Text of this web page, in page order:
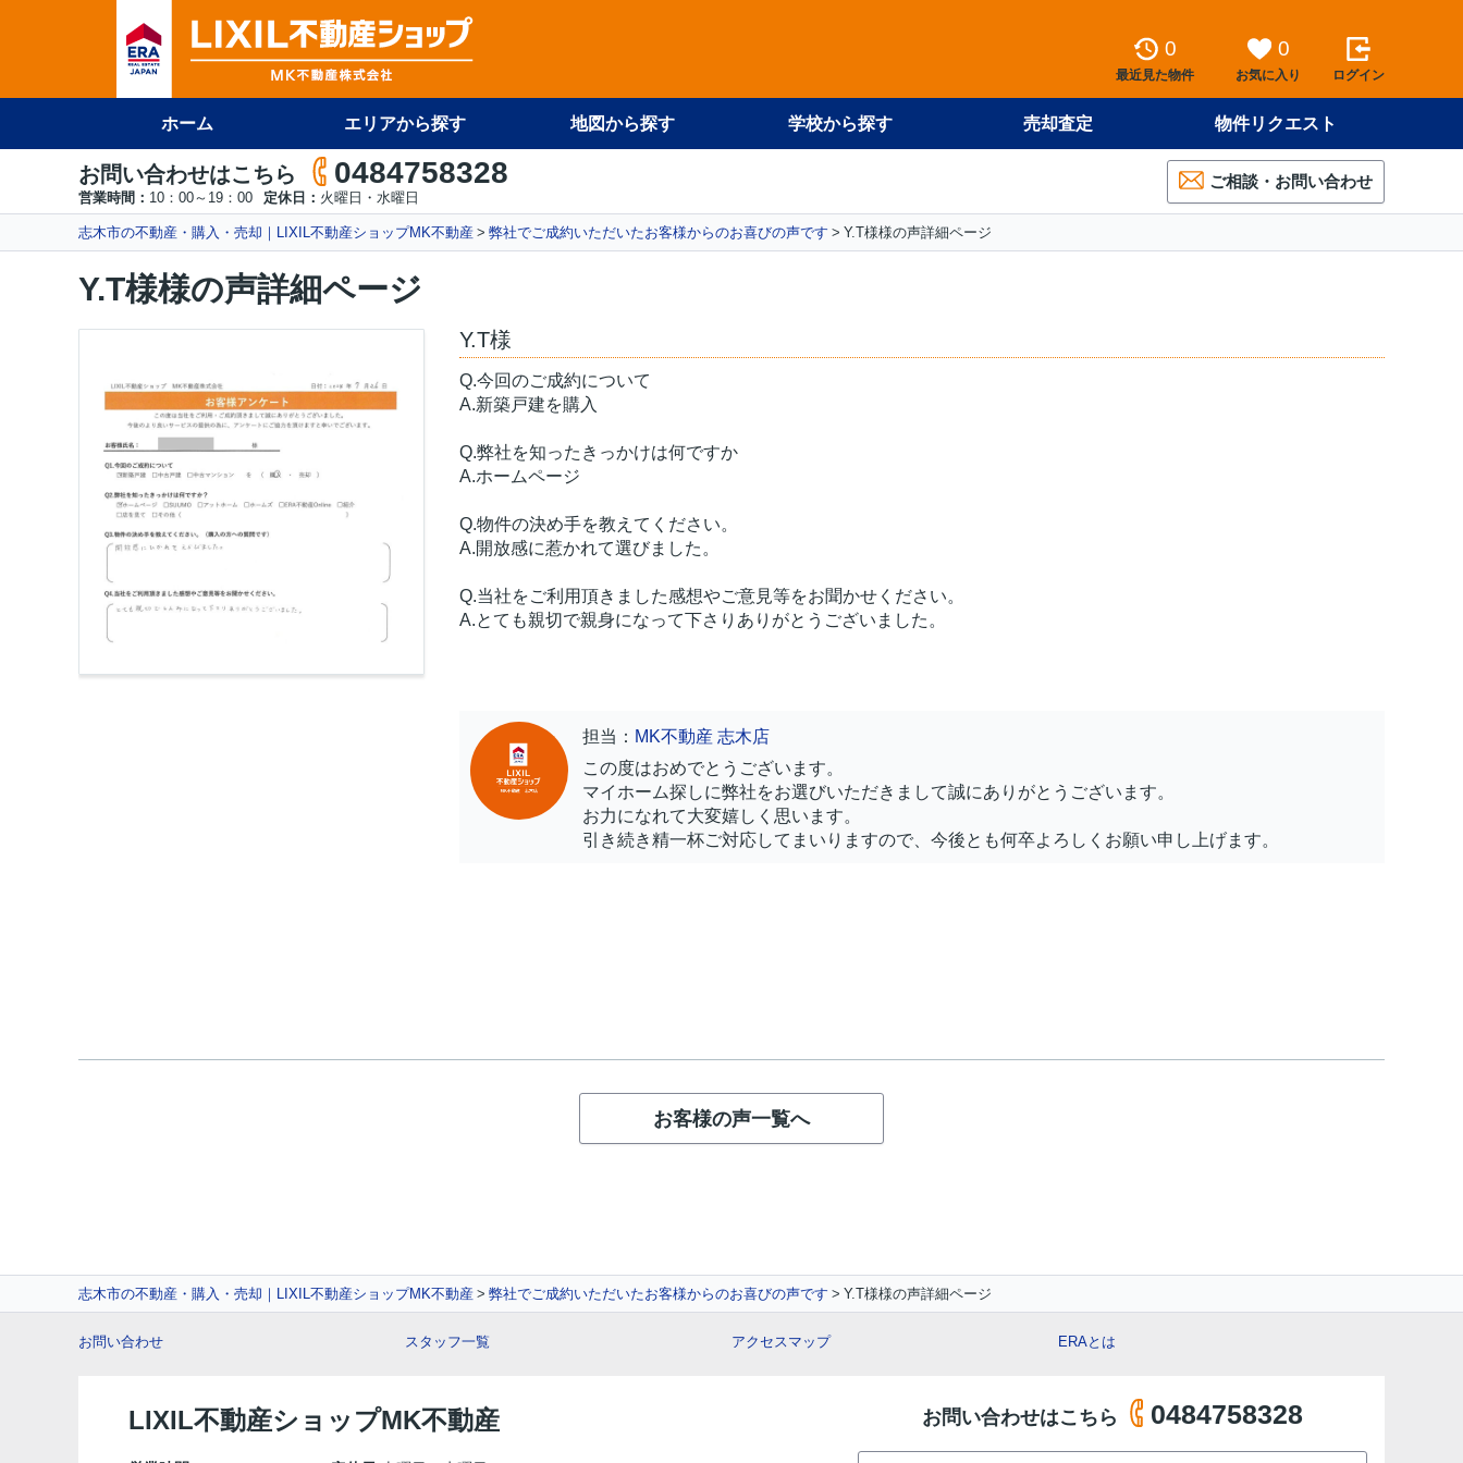
0
最近見た物件
0
お気に入り ログイン
ホーム エリアから探す 地図から探す 学校から探す 売却査定 物件リクエスト
お問い合わせはこちら 0484758328
営業時間： 10：00～19：00 定休日： 火曜日・水曜日
ご相談・お問い合わせ
志木市の不動産・購入・売却｜LIXIL不動産ショップMK不動産 弊社でご成約いただいたお客様からのお喜びの声です Y.T様様の声詳細ページ
Y.T様様の声詳細ページ
Y.T様
Q.今回のご成約について
A.新築戸建を購入
Q.弊社を知ったきっかけは何ですか
A.ホームページ
Q.物件の決め手を教えてください。
A.開放感に惹かれて選びました。
Q.当社をご利用頂きました感想やご意見等をお聞かせください。
A.とても親切で親身になって下さりありがとうございました。
担当： MK不動産 志木店
この度はおめでとうございます。
マイホーム探しに弊社をお選びいただきまして誠にありがとうございます。
お力になれて大変嬉しく思います。
引き続き精一杯ご対応してまいりますので、今後とも何卒よろしくお願い申し上げます。
お客様の声一覧へ
志木市の不動産・購入・売却｜LIXIL不動産ショップMK不動産 弊社でご成約いただいたお客様からのお喜びの声です Y.T様様の声詳細ページ
お問い合わせ スタッフ一覧 アクセスマップ ERAとは
LIXIL不動産ショップMK不動産 お問い合わせはこちら 0484758328